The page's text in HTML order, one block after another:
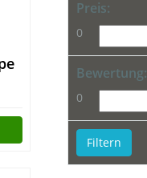
Preis:
0
Bewertung:
0
Filtern